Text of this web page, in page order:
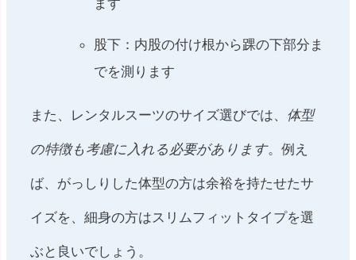
ます
股下：内股の付け根から踝の下部分ま
でを測ります
また、レンタルスーツのサイズ選びでは、 体型
の特徴も考慮に入れる必要があります。例え
ば、がっしりした体型の方は余裕を持たせたサ
イズを、細身の方はスリムフィットタイプを選
ぶと良いでしょう。